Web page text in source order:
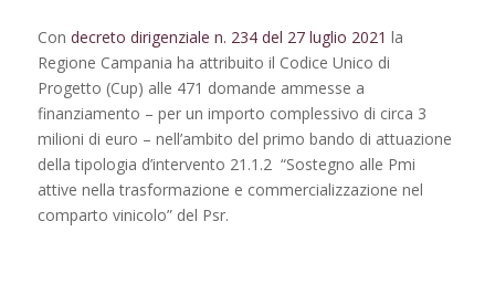
Con decreto dirigenziale n. 234 del 27 luglio 2021 la
Regione Campania ha attribuito il Codice Unico di
Progetto (Cup) alle 471 domande ammesse a
finanziamento – per un importo complessivo di circa 3
milioni di euro – nell’ambito del primo bando di attuazione
della tipologia d’intervento 21.1.2 “Sostegno alle Pmi
attive nella trasformazione e commercializzazione nel
comparto vinicolo” del Psr.